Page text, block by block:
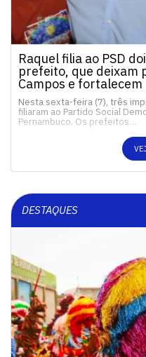
Raquel filia ao PSD
prefeito, que deixam
Campos e
Nesta sexta-feira (7), três
filiaram ao Partido Social
Pernambuco. Os prefeitos…
DESTAQUES